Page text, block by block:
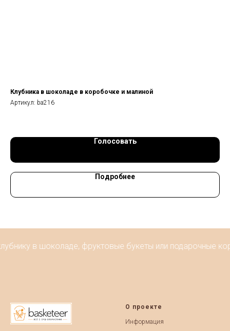
Клубника в шоколаде в коробочке и малиной
Артикул: ba216
Голосовать
Подробнее
в шоколаде, фруктовые букеты или подарочные
О проекте
Информация